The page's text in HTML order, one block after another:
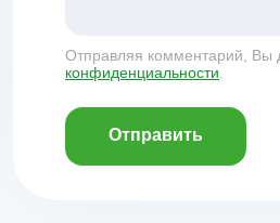
Отправляя комментарий, Вы
конфиденциальности
Отправить